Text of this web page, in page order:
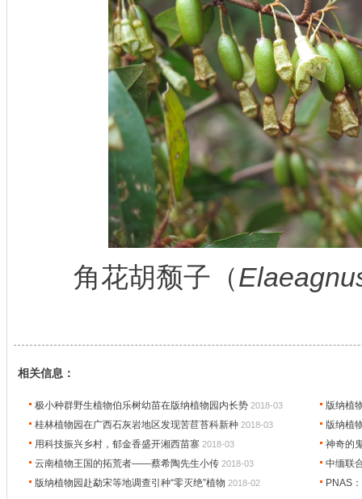
角花胡颓子（
相关信息：
极小种群野生植物伯乐树幼苗在版纳植物园内长势 2018-03
版纳植
桂林植物园在广西石灰岩地区发现苦苣苔科新种 2018-03
版纳植
用科技振兴乡村，郁金香盛开湘西苗寨 2018-03
神奇的
云南植物王国的拓荒者——蔡希陶先生小传 2018-03
中缅联
版纳植物园赴勐宋等地调查引种“零灭绝”植物 2018-02 PNAS